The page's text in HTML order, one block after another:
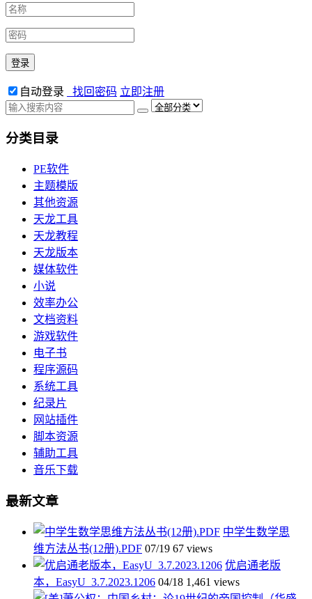
自动登录 找回密码 立即注册
分类目录
PE软件
主题模版
其他资源
天龙工具
天龙教程
天龙版本
媒体软件
小说
效率办公
文档资料
游戏软件
电子书
程序源码
系统工具
纪录片
网站插件
脚本资源
辅助工具
音乐下载
最新文章
中学生数学思
维方法丛书(12册).PDF 07/19 67 views
优启通老版
本，EasyU_3.7.2023.1206 04/18 1,461 views